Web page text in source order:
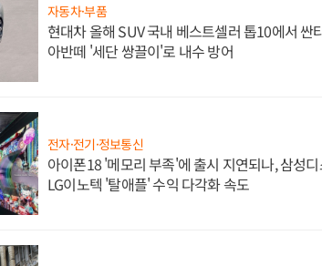
자동차·부품
현대차 올해 SUV 국내 베스트셀러 톱10에서 싼
아반떼 '세단 쌍끌이'로 내수 방어
전자·전기·정보통신
아이폰18 '메모리 부족'에 출시 지연되나, 삼성
LG이노텍 '탈애플' 수익 다각화 속도